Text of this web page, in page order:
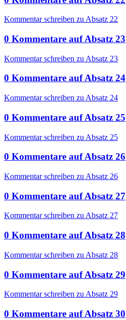
Kommentar schreiben zu Absatz 22
0 Kommentare aufAbsatz 23
Kommentar schreiben zu Absatz 23
0 Kommentare aufAbsatz 24
Kommentar schreiben zu Absatz 24
0 Kommentare aufAbsatz 25
Kommentar schreiben zu Absatz 25
0 Kommentare aufAbsatz 26
Kommentar schreiben zu Absatz 26
0 Kommentare aufAbsatz 27
Kommentar schreiben zu Absatz 27
0 Kommentare aufAbsatz 28
Kommentar schreiben zu Absatz 28
0 Kommentare aufAbsatz 29
Kommentar schreiben zu Absatz 29
0 Kommentare aufAbsatz 30